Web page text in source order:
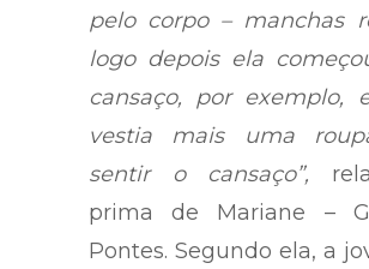
pelo corpo – manchas
logo depois ela
cansaço, por exemplo,
vestia mais uma
sentir o cansaço”,
prima de Mariane –
Pontes. Segundo ela, a